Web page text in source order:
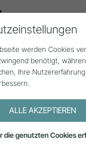
Naturraum &
des
werden Cookies
benötigt,
Ihre
ALLE AKZEPTIEREN
die genutzten Cookies